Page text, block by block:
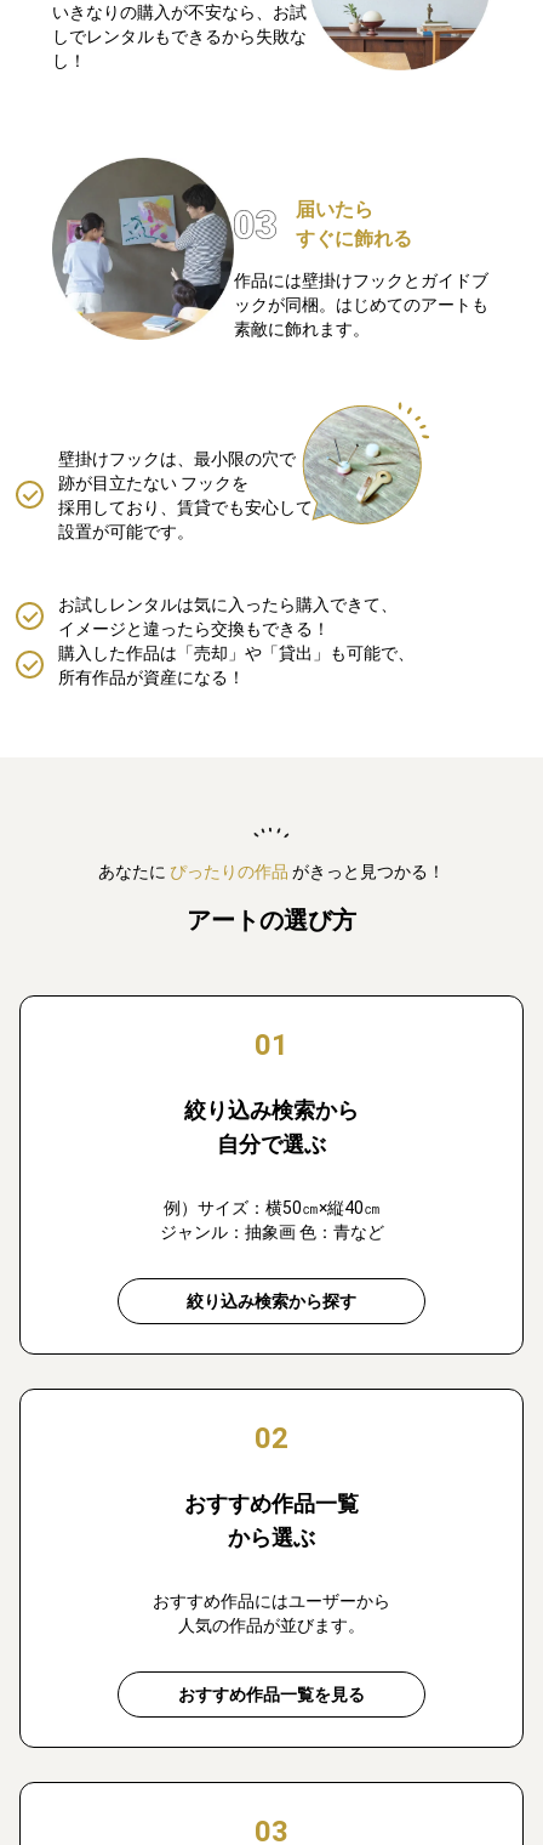
いきなりの購入が不安なら、お試
しでレンタルもできるから失敗な
し！
届いたら
すぐに飾れる
作品には壁掛けフックとガイドブ
ックが同梱。はじめてのアートも
素敵に飾れます。
壁掛けフックは、最小限の穴で
跡が目立たない フックを
採用しており、賃貸でも安心して
設置が可能です。
購入した作品は「売却」や「貸出」も可能で、
所有作品が資産になる！
お試しレンタルは気に入ったら購入できて、
イメージと違ったら交換もできる！
あなたに ぴったりの作品 がきっと見つかる！
アートの選び方
01
絞り込み検索から
自分で選ぶ
例）サイズ：横50㎝×縦40㎝
ジャンル：抽象画 色：青など
絞り込み検索から探す
02
おすすめ作品一覧
から選ぶ
おすすめ作品にはユーザーから
人気の作品が並びます。
おすすめ作品一覧を見る
03